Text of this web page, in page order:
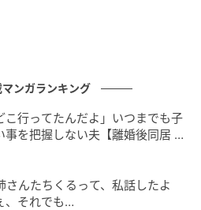
マンガランキング
こ行ってたんだよ」いつまでも子
事を把握しない夫【離婚後同居 Vo
んたちくるって、私話したよ
それでも…